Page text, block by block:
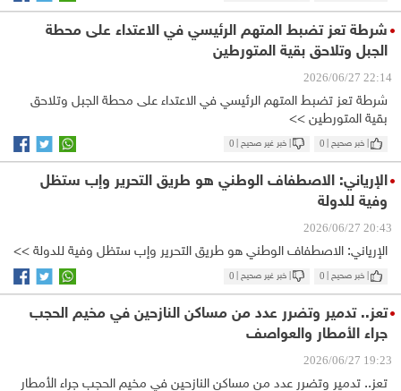
شرطة تعز تضبط المتهم الرئيسي في الاعتداء على محطة
الجبل وتلاحق بقية المتورطين
22:14 2026/06/27
شرطة تعز تضبط المتهم الرئيسي في الاعتداء على محطة الجبل وتلاحق
بقية المتورطين >>
| خبر صحيح | 0 | خبر غير صحيح | 0
الإرياني: الاصطفاف الوطني هو طريق التحرير وإب ستظل
وفية للدولة
20:43 2026/06/27
الإرياني: الاصطفاف الوطني هو طريق التحرير وإب ستظل وفية للدولة >>
| خبر صحيح | 0 | خبر غير صحيح | 0
تعز.. تدمير وتضرر عدد من مساكن النازحين في مخيم الحجب
جراء الأمطار والعواصف
19:23 2026/06/27
تعز.. تدمير وتضرر عدد من مساكن النازحين في مخيم الحجب جراء الأمطار